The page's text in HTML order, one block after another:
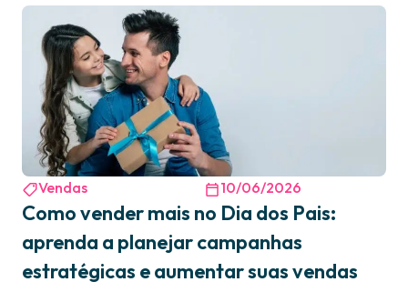
Vendas 10/06/2026
Como vender mais no Dia dos Pais:
aprenda a planejar campanhas
estratégicas e aumentar suas vendas